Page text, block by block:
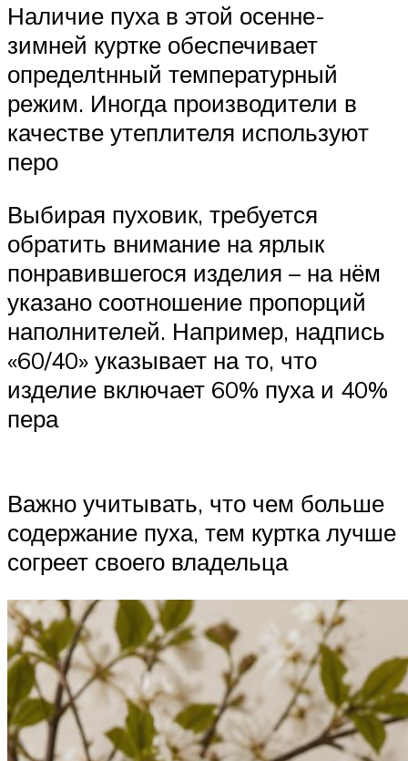
Наличие пуха в этой осенне-
зимней куртке обеспечивает
определtнный температурный
режим. Иногда производители в
качестве утеплителя используют
перо
Выбирая пуховик, требуется
обратить внимание на ярлык
понравившегося изделия – на нём
указано соотношение пропорций
наполнителей. Например, надпись
«60/40» указывает на то, что
изделие включает 60% пуха и 40%
пера
Важно учитывать, что чем больше
содержание пуха, тем куртка лучше
согреет своего владельца